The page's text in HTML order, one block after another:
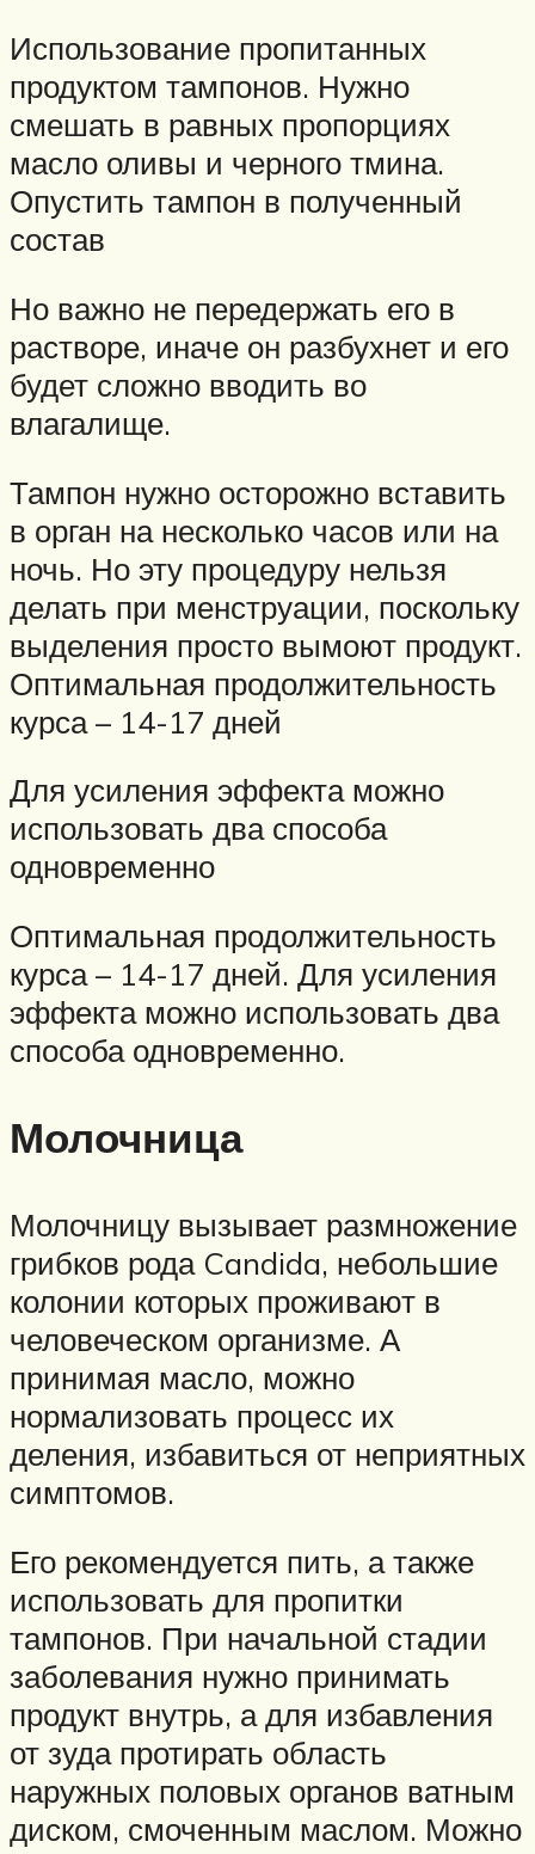
Использование пропитанных
продуктом тампонов. Нужно
смешать в равных пропорциях
масло оливы и черного тмина.
Опустить тампон в полученный
состав
Но важно не передержать его в
растворе, иначе он разбухнет и его
будет сложно вводить во
влагалище.
Тампон нужно осторожно вставить
в орган на несколько часов или на
ночь. Но эту процедуру нельзя
делать при менструации, поскольку
выделения просто вымоют продукт.
Оптимальная продолжительность
курса – 14-17 дней
Для усиления эффекта можно
использовать два способа
одновременно
Оптимальная продолжительность
курса – 14-17 дней. Для усиления
эффекта можно использовать два
способа одновременно.
Молочница
Молочницу вызывает размножение
грибков рода Candida, небольшие
колонии которых проживают в
человеческом организме. А
принимая масло, можно
нормализовать процесс их
деления, избавиться от неприятных
симптомов.
Его рекомендуется пить, а также
использовать для пропитки
тампонов. При начальной стадии
заболевания нужно принимать
продукт внутрь, а для избавления
от зуда протирать область
наружных половых органов ватным
диском, смоченным маслом. Можно